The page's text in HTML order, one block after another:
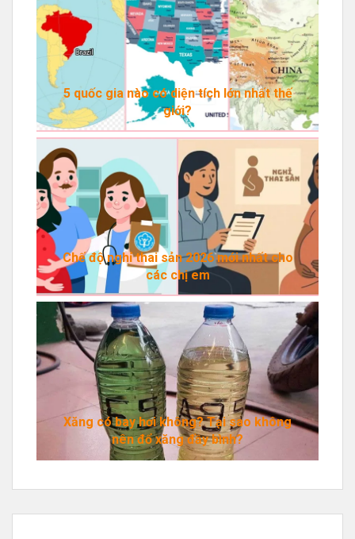
5 quốc gia nào có diện tích lớn nhất thế
giới?
Chế độ nghỉ thai sản 2026 mới nhất cho
các chị em
Xăng có bay hơi không? Tại sao không
nên đổ xăng đầy bình?